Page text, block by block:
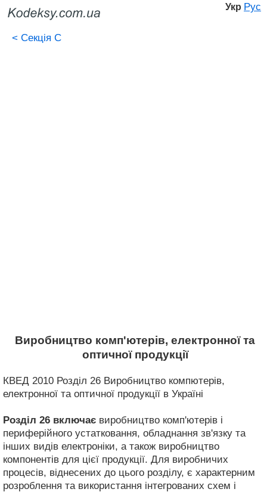
Укр Рус
< Секція C
Виробництво комп'ютерів, електронної та
оптичної продукції
КВЕД 2010 Розділ 26 Виробництво компютерів,
електронної та оптичної продукції в Україні
Розділ 26 включає виробництво комп'ютерів і
периферійного устатковання, обладнання зв'язку та
інших видів електроніки, а також виробництво
компонентів для цієї продукції. Для виробничих
процесів, віднесених до цього розділу, є характерним
розроблення та використання інтегрованих схем і